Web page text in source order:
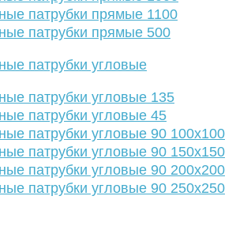
патрубки прямые 1100
патрубки прямые 500
патрубки угловые
патрубки угловые 135
патрубки угловые 45
патрубки угловые 90 100х100
патрубки угловые 90 150х150
патрубки угловые 90 200х200
патрубки угловые 90 250х250